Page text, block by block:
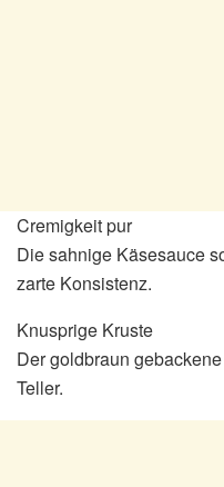
Cremigkeit pur
Die sahnige Käsesauce
zarte Konsistenz.
Knusprige Kruste
Der goldbraun
Teller.